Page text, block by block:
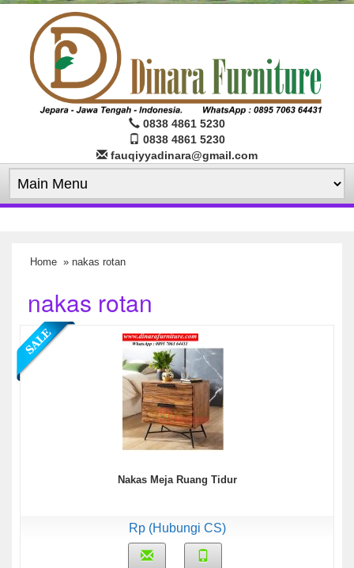
0838 4861 5230
0838 4861 5230
fauqiyyadinara@gmail.com
Home » nakas rotan
nakas rotan
Nakas Meja Ruang Tidur
Rp (Hubungi CS)